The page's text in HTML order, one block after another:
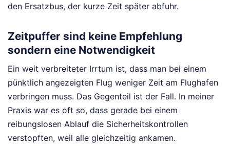
den Ersatzbus, der kurze Zeit später abfuhr.
Zeitpuffer sind keine Empfehlung
sondern eine Notwendigkeit
Ein weit verbreiteter Irrtum ist, dass man bei einem
pünktlich angezeigten Flug weniger Zeit am Flughafen
verbringen muss. Das Gegenteil ist der Fall. In meiner
Praxis war es oft so, dass gerade bei einem
reibungslosen Ablauf die Sicherheitskontrollen
verstopften, weil alle gleichzeitig ankamen.